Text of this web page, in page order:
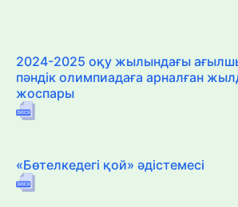
2024-2025 оқу жылындағы
пәндік олимпиадаға арналған
жоспары
«Бөтелкедегі қой» әдістемесі